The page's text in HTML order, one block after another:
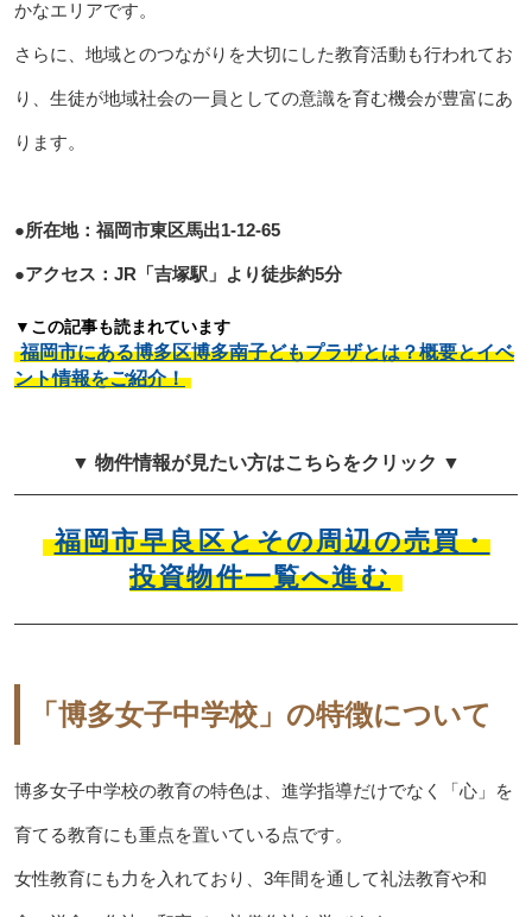
かなエリアです。
さらに、地域とのつながりを大切にした教育活動も行われてお
り、生徒が地域社会の一員としての意識を育む機会が豊富にあ
ります。
●所在地：福岡市東区馬出1-12-65
●アクセス：JR「吉塚駅」より徒歩約5分
▼この記事も読まれています
福岡市にある博多区博多南子どもプラザとは？概要とイベ
ント情報をご紹介！
▼ 物件情報が見たい方はこちらをクリック ▼
福岡市早良区とその周辺の売買・
投資物件一覧へ進む
「博多女子中学校」の特徴について
博多女子中学校の教育の特色は、進学指導だけでなく「心」を
育てる教育にも重点を置いている点です。
女性教育にも力を入れており、3年間を通して礼法教育や和